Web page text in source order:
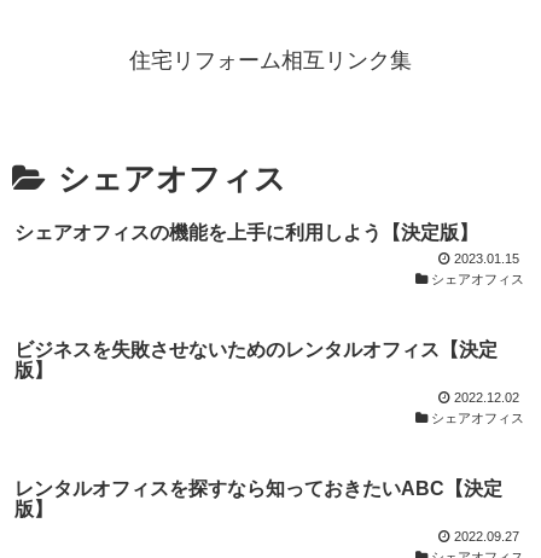
住宅リフォーム相互リンク集
シェアオフィス
シェアオフィスの機能を上手に利用しよう【決定版】
2023.01.15
シェアオフィス
ビジネスを失敗させないためのレンタルオフィス【決定
版】
2022.12.02
シェアオフィス
レンタルオフィスを探すなら知っておきたいABC【決定
版】
2022.09.27